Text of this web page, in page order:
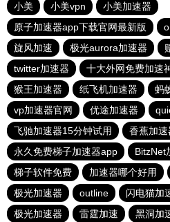
小美
小美vpn
小美加速器
原子加速器app下载官网最新版
旋风加速
极光aurora加速器
twitter加速器
十大外网免费加速
猴王加速器
纸飞机加速器
蚂
vp加速器官网
优途加速器
飞驰加速器15分钟试用
香蕉加速
永久免费梯子加速器app
BitzNet
梯子软件免费
加速器哪个好用
极光加速器
outline 闪电猫加
极光加速器
雷霆加速 黑洞加